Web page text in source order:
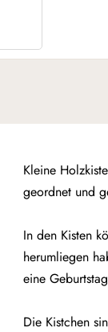
Kleine
geordnet und
In den Kisten
herumliegen
eine
Die Kistchen